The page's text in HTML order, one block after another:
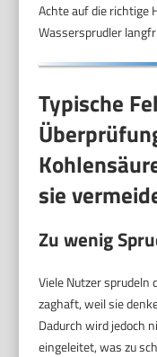
Achte auf die richtige
Wassersprudler
Typische
sie
Zu wenig
Viele Nutzer sprudeln
zaghaft, weil sie
Dadurch wird jedoch
eingeleitet, was zu